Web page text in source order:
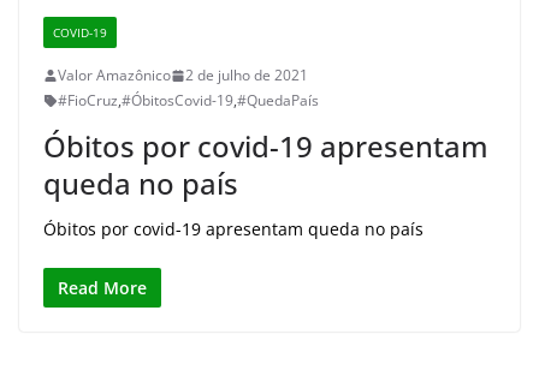
COVID-19
Valor Amazônico
2 de julho de 2021
#FioCruz,#ÓbitosCovid-19,#QuedaPaís
Óbitos por covid-19 apresentam
queda no país
Óbitos por covid-19 apresentam queda no país
Read More